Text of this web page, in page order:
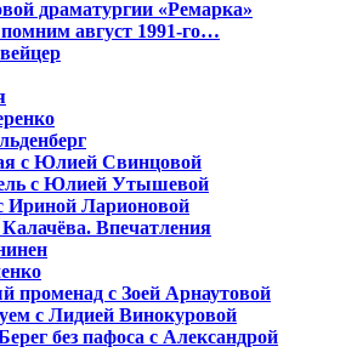
драматургии «Ремарка»
август 1991-го…
с Юлией Свинцовой
с Юлией Утышевой
Ириной Ларионовой
Впечатления
променад с Зоей Арнаутовой
с Лидией Винокуровой
без пафоса с Александрой